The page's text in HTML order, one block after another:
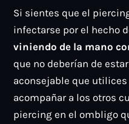
Si sientes que el
infectarse por el hecho
viniendo de la mano
que no deberían de
aconsejable que
acompañar a los otros
piercing en el ombligo